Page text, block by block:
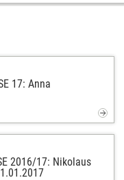
17: Anna
2016/17: Nikolaus